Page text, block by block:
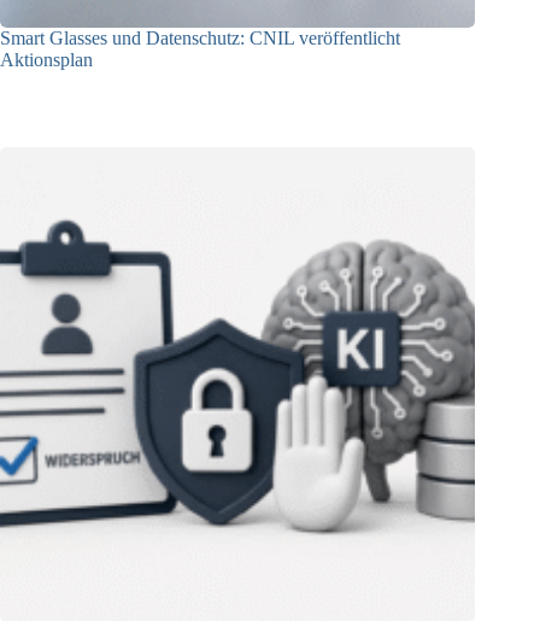
Smart Glasses und Datenschutz: CNIL veröffentlicht
Aktionsplan